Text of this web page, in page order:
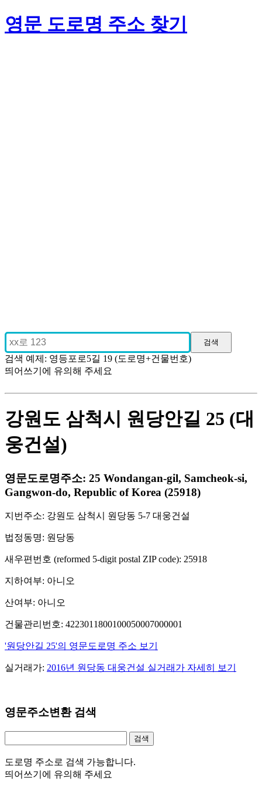
영문 도로명 주소 찾기
검색 예제: 영등포로5길 19 (도로명+건물번호)
띄어쓰기에 유의해 주세요
강원도 삼척시 원당안길 25 (대
웅건설)
영문도로명주소: 25 Wondangan-gil, Samcheok-si,
Gangwon-do, Republic of Korea (25918)
지번주소: 강원도 삼척시 원당동 5-7 대웅건설
법정동명: 원당동
새우편번호 (reformed 5-digit postal ZIP code): 25918
지하여부: 아니오
산여부: 아니오
건물관리번호: 4223011800100050007000001
'원당안길 25'의 영문도로명 주소 보기
실거래가: 2016년 원당동 대웅건설 실거래가 자세히 보기
영문주소변환 검색
도로명 주소로 검색 가능합니다.
띄어쓰기에 유의해 주세요